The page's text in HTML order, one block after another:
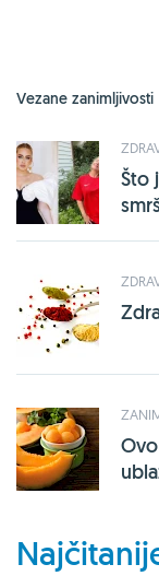
Vezane zanimljivosti
Što